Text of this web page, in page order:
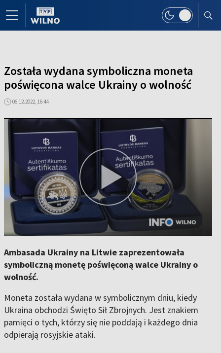
Została wydana symboliczna moneta
poświęcona walce Ukrainy o wolność
06.12.2022, 16:44
Ambasada Ukrainy na Litwie zaprezentowała
symboliczną monetę poświęconą walce Ukrainy o
wolność.
Moneta została wydana w symbolicznym dniu, kiedy
Ukraina obchodzi Święto Sił Zbrojnych. Jest znakiem
pamięci o tych, którzy się nie poddają i każdego dnia
odpierają rosyjskie ataki.